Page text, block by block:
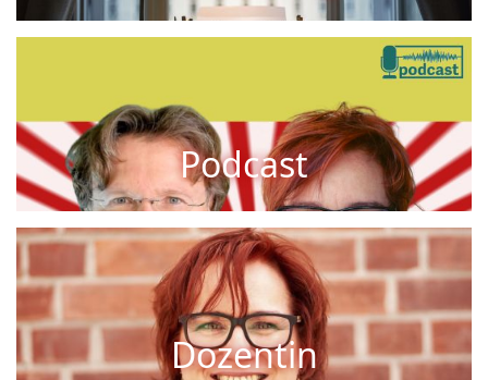
oder auch nicht!
Podcast
Diana Hillebrand
Dozentin